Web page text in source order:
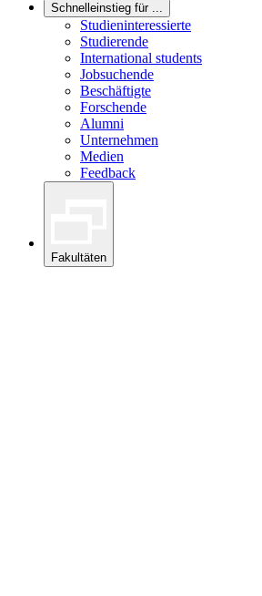
Schnelleinstieg für ...
Studieninteressierte
Studierende
International students
Jobsuchende
Beschäftigte
Forschende
Alumni
Unternehmen
Medien
Feedback
Fakultäten